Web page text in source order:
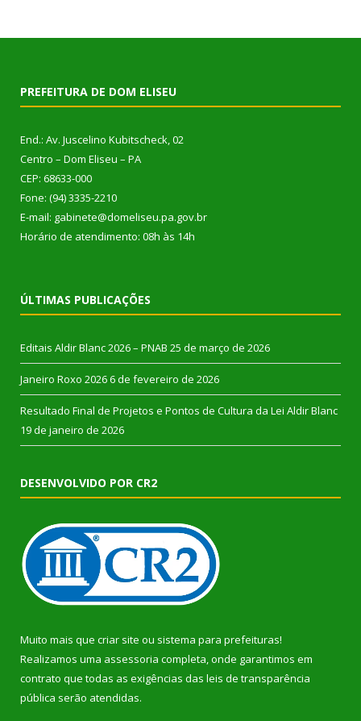
PREFEITURA DE DOM ELISEU
End.: Av. Juscelino Kubitscheck, 02
Centro – Dom Eliseu – PA
CEP: 68633-000
Fone: (94) 3335-2210
E-mail: gabinete@domeliseu.pa.gov.br
Horário de atendimento: 08h às 14h
ÚLTIMAS PUBLICAÇÕES
Editais Aldir Blanc 2026 – PNAB 25 de março de 2026
Janeiro Roxo 2026 6 de fevereiro de 2026
Resultado Final de Projetos e Pontos de Cultura da Lei Aldir Blanc
19 de janeiro de 2026
DESENVOLVIDO POR CR2
Muito mais que criar site ou sistema para prefeituras!
Realizamos uma assessoria completa, onde garantimos em
contrato que todas as exigências das leis de transparência
pública serão atendidas.